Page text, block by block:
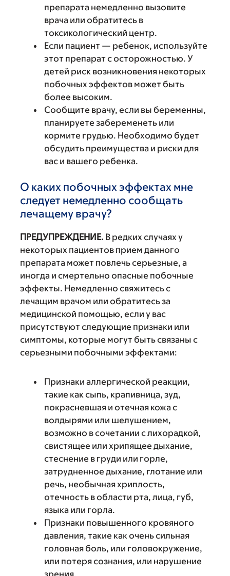
препарата немедленно вызовите
врача или обратитесь в
токсикологический центр.
Если пациент — ребенок, используйте
этот препарат с осторожностью. У
детей риск возникновения некоторых
побочных эффектов может быть
более высоким.
Сообщите врачу, если вы беременны,
планируете забеременеть или
кормите грудью. Необходимо будет
обсудить преимущества и риски для
вас и вашего ребенка.
О каких побочных эффектах мне
следует немедленно сообщать
лечащему врачу?
ПРЕДУПРЕЖДЕНИЕ. В редких случаях у
некоторых пациентов прием данного
препарата может повлечь серьезные, а
иногда и смертельно опасные побочные
эффекты. Немедленно свяжитесь с
лечащим врачом или обратитесь за
медицинской помощью, если у вас
присутствуют следующие признаки или
симптомы, которые могут быть связаны с
серьезными побочными эффектами:
Признаки аллергической реакции,
такие как сыпь, крапивница, зуд,
покрасневшая и отечная кожа с
волдырями или шелушением,
возможно в сочетании с лихорадкой,
свистящее или хрипящее дыхание,
стеснение в груди или горле,
затрудненное дыхание, глотание или
речь, необычная хриплость,
отечность в области рта, лица, губ,
языка или горла.
Признаки повышенного кровяного
давления, такие как очень сильная
головная боль, или головокружение,
или потеря сознания, или нарушение
зрения.